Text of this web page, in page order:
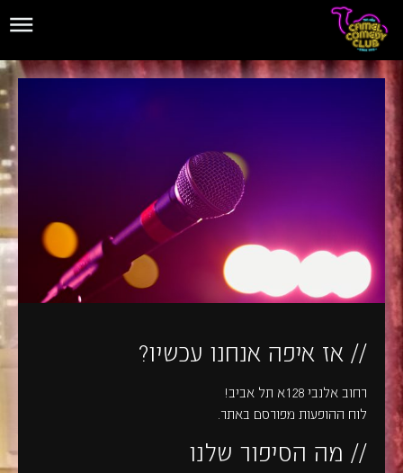
// אז איפה אנחנו עכשיו?
רחוב אלנבי 128א תל אביב!
לוח ההופעות מפורסם באתר.
// מה הסיפור שלנו